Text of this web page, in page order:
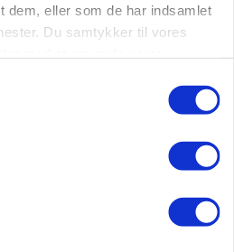
dem, eller som de har indsamlet
Du samtykker til vores